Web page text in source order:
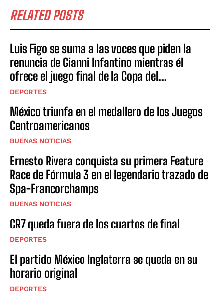
RELATED POSTS
Luis Figo se suma a las voces que piden la
renuncia de Gianni Infantino mientras él
ofrece el juego final de la Copa del...
DEPORTES
México triunfa en el medallero de los Juegos
Centroamericanos
BUENAS NOTICIAS
Ernesto Rivera conquista su primera Feature
Race de Fórmula 3 en el legendario trazado de
Spa-Francorchamps
BUENAS NOTICIAS
CR7 queda fuera de los cuartos de final
DEPORTES
El partido México Inglaterra se queda en su
horario original
DEPORTES